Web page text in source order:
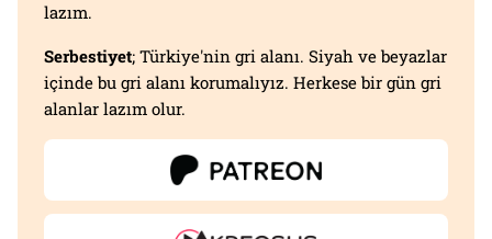
lazım.
Serbestiyet; Türkiye'nin gri alanı. Siyah ve beyazlar
içinde bu gri alanı korumalıyız. Herkese bir gün gri
alanlar lazım olur.